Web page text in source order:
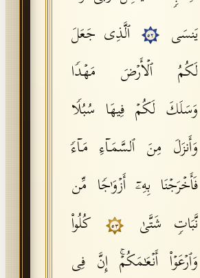
Tajweed Guide
Font Edition Tester
یَنسَى
٥٢
ٱلَّذِی جَعَلَ
لَكُمُ ٱلۡأَرۡضَ مَهۡدࣰا
وَسَلَكَ لَكُمۡ فِیهَا سُبُلࣰا
وَأَنزَلَ مِنَ ٱلسَّمَاۤءِ مَاۤءࣰ
فَأَخۡرَجۡنَا بِهِۦۤ أَزۡوَ ٰ⁠جࣰا مِّن
نَّبَاتࣲ شَتَّىٰ
٥٣
كُلُوا۟
وَٱرۡعَوۡا۟ أَنۡعَـٰمَكُمۡۚ إِنَّ فِی